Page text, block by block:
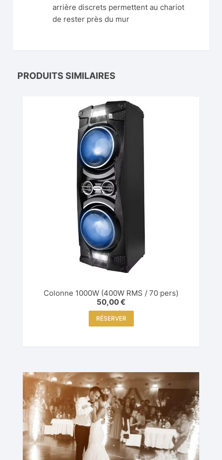
arrière discrets permettent au chariot
de rester près du mur
PRODUITS SIMILAIRES
Colonne 1000W (400W RMS / 70 pers)
50,00€
RÉSERVER